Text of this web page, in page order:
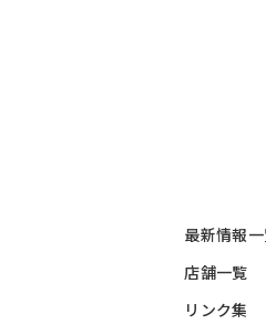
最新情報
店舗一覧
リンク集